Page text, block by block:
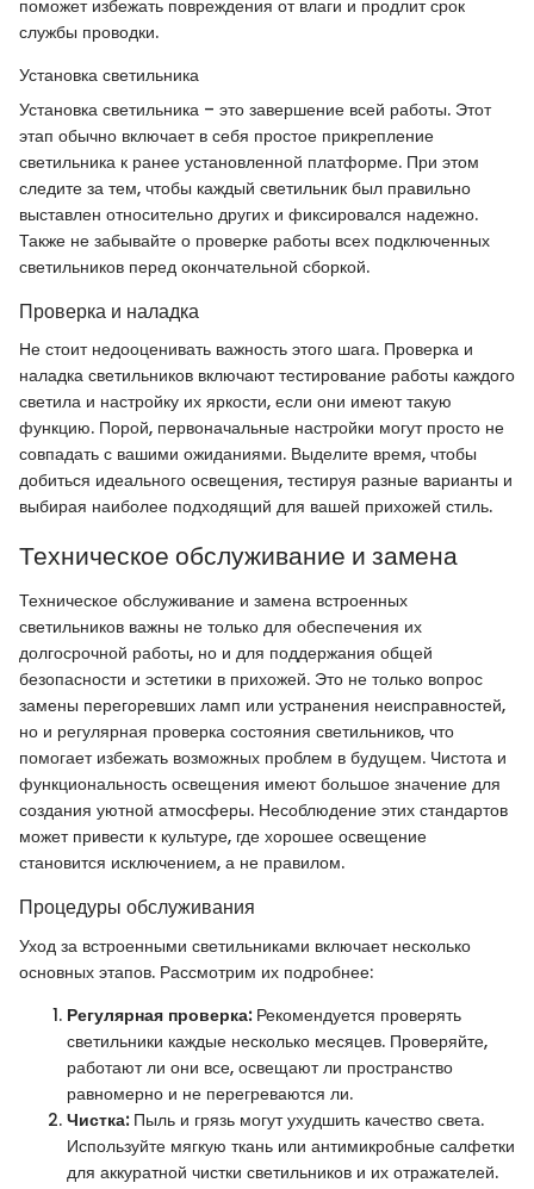
поможет избежать повреждения от влаги и продлит срок
службы проводки.
Установка светильника
Установка светильника – это завершение всей работы. Этот
этап обычно включает в себя простое прикрепление
светильника к ранее установленной платформе. При этом
следите за тем, чтобы каждый светильник был правильно
выставлен относительно других и фиксировался надежно.
Также не забывайте о проверке работы всех подключенных
светильников перед окончательной сборкой.
Проверка и наладка
Не стоит недооценивать важность этого шага. Проверка и
наладка светильников включают тестирование работы каждого
светила и настройку их яркости, если они имеют такую
функцию. Порой, первоначальные настройки могут просто не
совпадать с вашими ожиданиями. Выделите время, чтобы
добиться идеального освещения, тестируя разные варианты и
выбирая наиболее подходящий для вашей прихожей стиль.
Техническое обслуживание и замена
Техническое обслуживание и замена встроенных
светильников важны не только для обеспечения их
долгосрочной работы, но и для поддержания общей
безопасности и эстетики в прихожей. Это не только вопрос
замены перегоревших ламп или устранения неисправностей,
но и регулярная проверка состояния светильников, что
помогает избежать возможных проблем в будущем. Чистота и
функциональность освещения имеют большое значение для
создания уютной атмосферы. Несоблюдение этих стандартов
может привести к культуре, где хорошее освещение
становится исключением, а не правилом.
Процедуры обслуживания
Уход за встроенными светильниками включает несколько
основных этапов. Рассмотрим их подробнее:
Регулярная проверка:Рекомендуется проверять
светильники каждые несколько месяцев. Проверяйте,
работают ли они все, освещают ли пространство
равномерно и не перегреваются ли.
Чистка:Пыль и грязь могут ухудшить качество света.
Используйте мягкую ткань или антимикробные салфетки
для аккуратной чистки светильников и их отражателей.